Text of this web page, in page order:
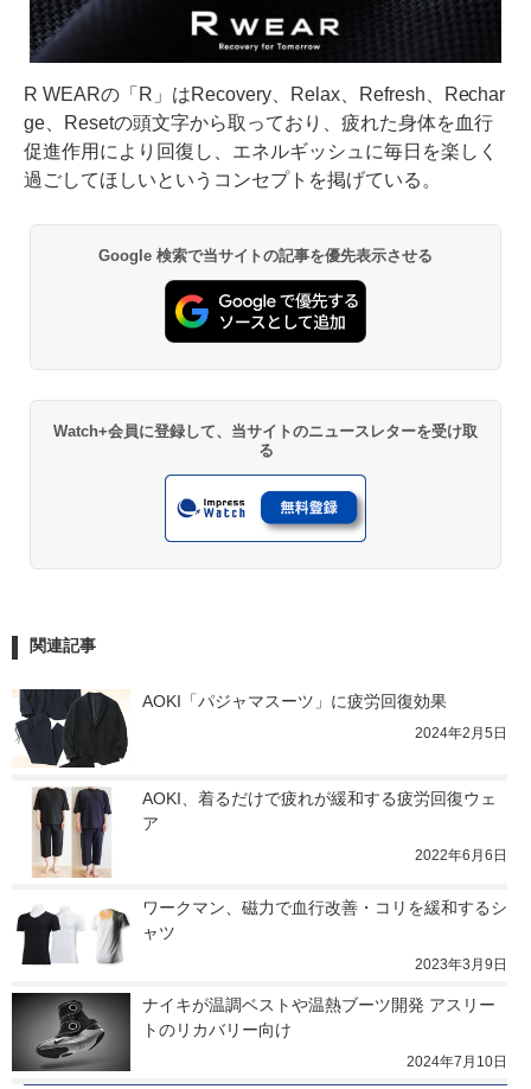
R WEARの「R」はRecovery、Relax、Refresh、Rechar
ge、Resetの頭文字から取っており、疲れた身体を血行
促進作用により回復し、エネルギッシュに毎日を楽しく
過ごしてほしいというコンセプトを掲げている。
Google 検索で当サイトの記事を優先表示させる
Watch+会員に登録して、当サイトのニュースレターを受け取
る
関連記事
AOKI「パジャマスーツ」に疲労回復効果
2024年2月5日
AOKI、着るだけで疲れが緩和する疲労回復ウェ
ア
2022年6月6日
ワークマン、磁力で血行改善・コリを緩和するシ
ャツ
2023年3月9日
ナイキが温調ベストや温熱ブーツ開発 アスリー
トのリカバリー向け
2024年7月10日